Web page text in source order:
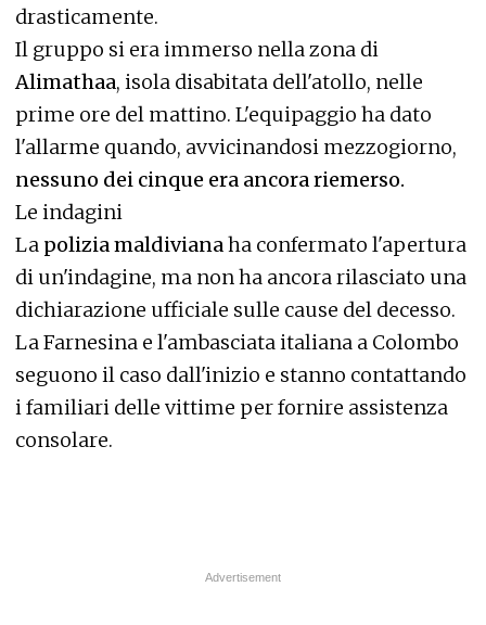
drasticamente.
Il gruppo si era immerso nella zona di
Alimathaa, isola disabitata dell'atollo, nelle
prime ore del mattino. L'equipaggio ha dato
l'allarme quando, avvicinandosi mezzogiorno,
nessuno dei cinque era ancora riemerso.
Le indagini
La polizia maldivianaha confermato l'apertura
di un'indagine, ma non ha ancora rilasciato una
dichiarazione ufficiale sulle cause del decesso.
La Farnesina e l'ambasciata italiana a Colombo
seguono il caso dall'inizio e stanno contattando
i familiari delle vittime per fornire assistenza
consolare.